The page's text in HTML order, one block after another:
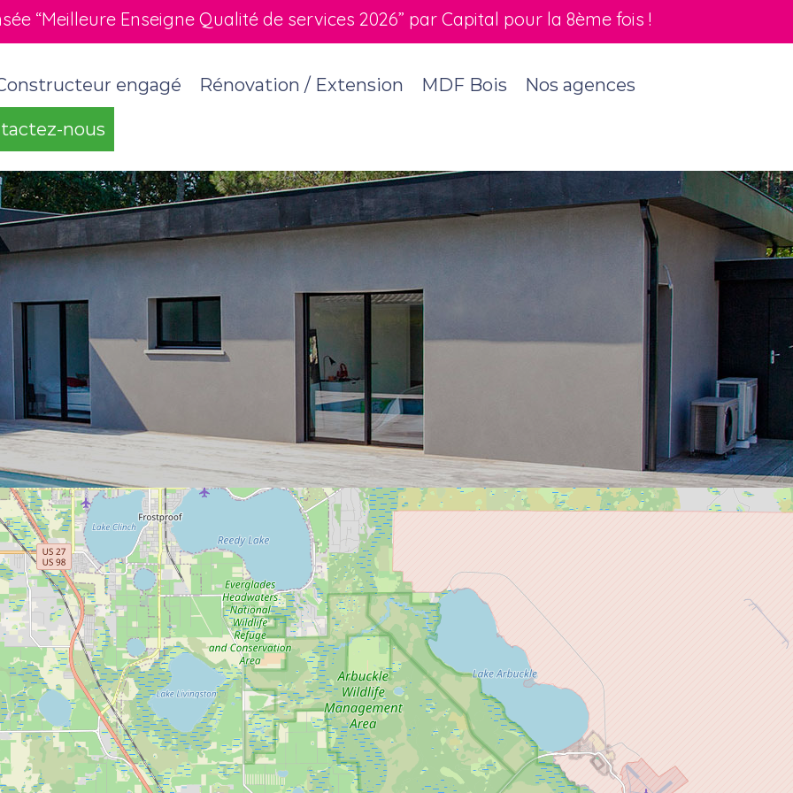
“Meilleure Enseigne Qualité de services 2026” par Capital pour la 8ème fois !
engagé Rénovation / Extension MDF Bois Nos agences
nous